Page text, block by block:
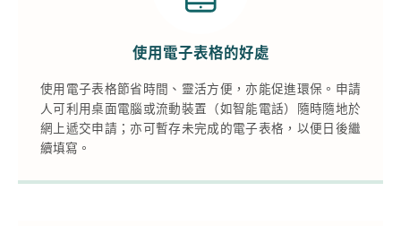
使用電子表格的好處
使用電子表格節省時間、靈活方便，亦能促進環保。申請
人可利用桌面電腦或流動裝置（如智能電話）隨時隨地於
網上遞交申請；亦可暫存未完成的電子表格，以便日後繼
續填寫。